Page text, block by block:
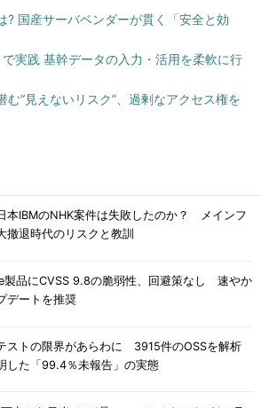
? 国産サーバベンダーが貫く「安全と効
で実践 基幹データの入力・活用を柔軟に行
む“見えないリスク”、過剰なアクセス権を
本IBMのNHK案件は失敗したのか？ メインフ
撤退時代のリスクと教訓
製品にCVSS 9.8の脆弱性、回避策なし 速やか
デートを推奨
ストの限界があらわに 3915件のOSSを解析
した「99.4％未報告」の実態